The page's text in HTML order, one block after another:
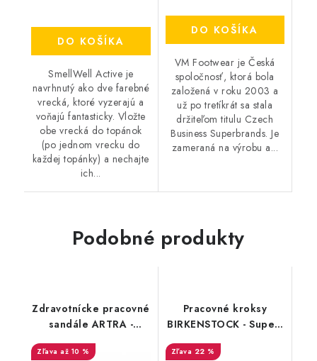
DO KOŠÍKA
SmellWell Active je
navrhnutý ako dve farebné
vrecká, ktoré vyzerajú a
voňajú fantasticky. Vložte
obe vrecká do topánok
(po jednom vrecku do
každej topánky) a nechajte
ich...
DO KOŠÍKA
VM Footwear je Česká
spoločnosť, ktorá bola
založená v roku 2003 a
už po tretíkrát sa stala
držiteľom titulu Czech
Business Superbrands. Je
zameraná na výrobu a...
Podobné produkty
Zdravotnícke pracovné
sandále ARTRA -
FO - Akciová cena
až 10 %
Pracovné kroksy
BIRKENSTOCK - Super-
152928 - Akciová cena
22 %